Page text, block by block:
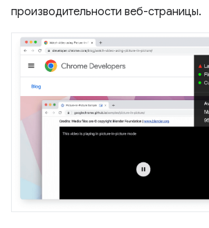
производительности веб-страницы.